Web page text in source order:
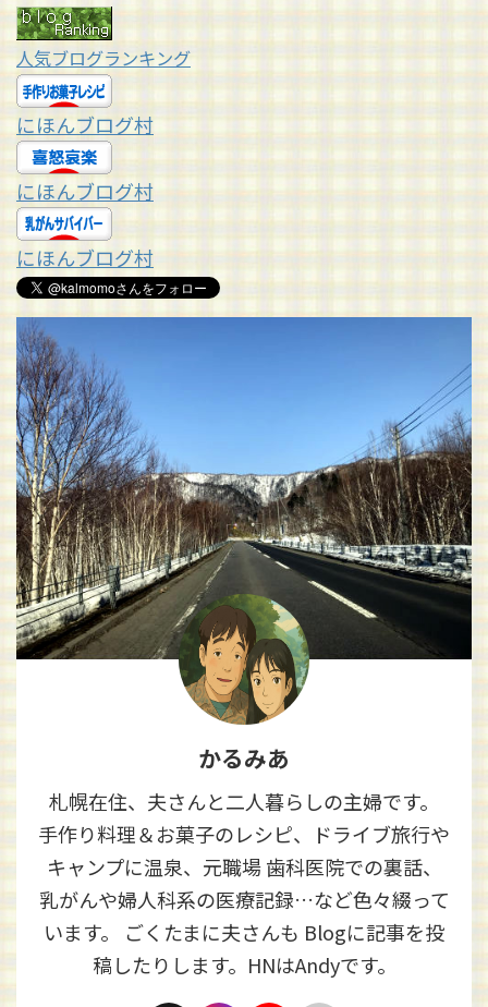
人気ブログランキング
にほんブログ村
にほんブログ村
にほんブログ村
かるみあ
札幌在住、夫さんと二人暮らしの主婦です。
手作り料理＆お菓子のレシピ、ドライブ旅行や
キャンプに温泉、元職場 歯科医院での裏話、
乳がんや婦人科系の医療記録…など色々綴って
います。 ごくたまに夫さんも Blogに記事を投
稿したりします。HNはAndyです。